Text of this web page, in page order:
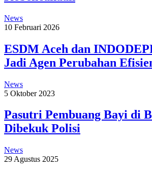
News
10 Februari 2026
ESDM Aceh dan
Jadi Agen Perubahan
News
5 Oktober 2023
Pasutri Pembuang Bayi di
Dibekuk Polisi
News
29 Agustus 2025